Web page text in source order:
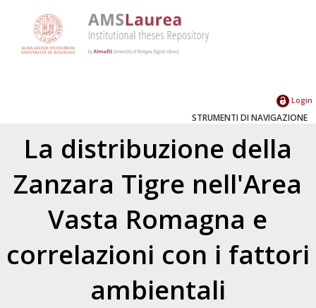
Login
STRUMENTI DI NAVIGAZIONE
La distribuzione della
Zanzara Tigre nell'Area
Vasta Romagna e
correlazioni con i fattori
ambientali